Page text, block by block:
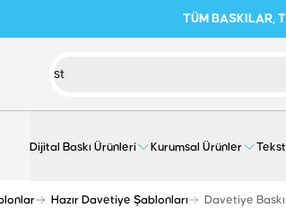
TÜM BASKILAR,
Dijital Baskı Ürünleri Kurumsal Ürünler
Hazır Davetiye Şablonları Davetiye